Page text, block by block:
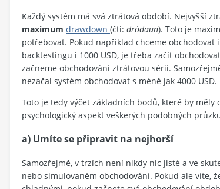
Každý systém má svá ztrátová období. Nejvyšší
maximum drawdown (čti: dródaun). Toto je
potřebovat. Pokud například chceme
backtestingu i 1000 USD, je třeba začít
začneme obchodování ztrátovou sérií.
nezačal systém obchodovat s méně jak 4000 USD.
Toto je tedy výčet základních bodů, které by
psychologický aspekt veškerých podobných
a) Umíte se připravit na nejhorší
Samozřejmě, v trzích není nikdy nic jisté a ve
nebo simulovaném obchodování. Pokud ale víte,